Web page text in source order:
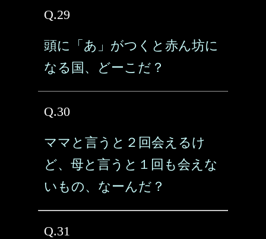
Q.29
頭に「あ」がつくと赤ん坊に
なる国、どーこだ？
Q.30
ママと言うと２回会えるけ
ど、母と言うと１回も会えな
いもの、なーんだ？
Q.31